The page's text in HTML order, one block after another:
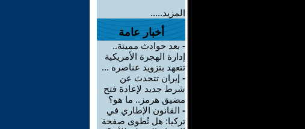
المزيد.....
أخبار عامة
- بعد حوادث مميتة..
إدارة الهجرة الأمريكية
تتعهد بتزويد عناصره ...
- إيران تتحدث عن
شرط جديد لإعادة فتح
مضيق هرمز.. ما هو؟
- القانون الإطاري في
تركيا: هل تُطوى صفحة